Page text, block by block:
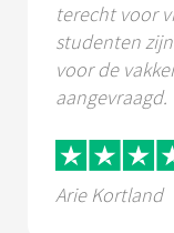
terecht voor
studenten
voor de
aangevraagd.
Arie Kortland